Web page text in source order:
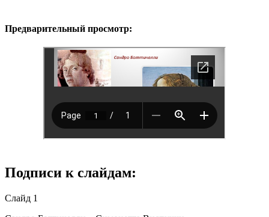
Предварительный просмотр:
Подписи к слайдам:
Слайд 1